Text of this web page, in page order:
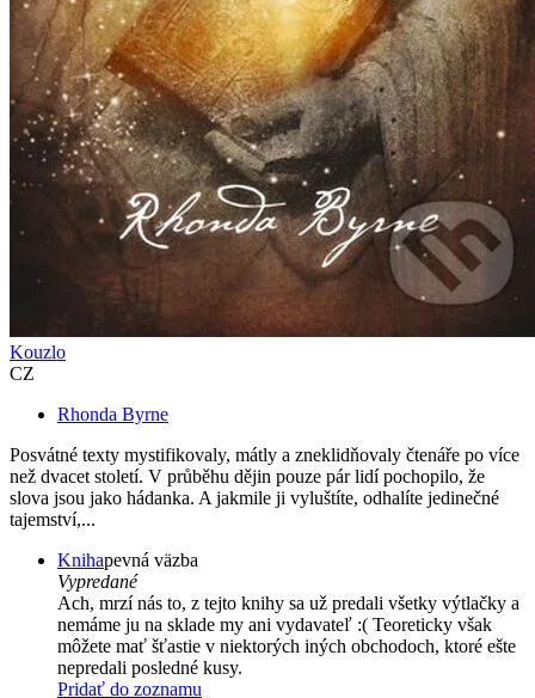
Kouzlo
CZ
Rhonda Byrne
Posvátné texty mystifikovaly, mátly a zneklidňovaly čtenáře po více
než dvacet století. V průběhu dějin pouze pár lidí pochopilo, že
slova jsou jako hádanka. A jakmile ji vyluštíte, odhalíte jedinečné
tajemství,...
Knihapevná väzba
Vypredané
Ach, mrzí nás to, z tejto knihy sa už predali všetky výtlačky a
nemáme ju na sklade my ani vydavateľ :( Teoreticky však
môžete mať šťastie v niektorých iných obchodoch, ktoré ešte
nepredali posledné kusy.
Pridať do zoznamu